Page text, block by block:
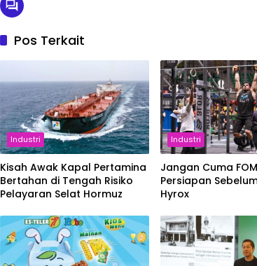
Pos Terkait
Industri
Kisah Awak Kapal Pertamina
Bertahan di Tengah Risiko
Pelayaran Selat Hormuz
Industri
Jangan Cuma
Persiapan
Hyrox